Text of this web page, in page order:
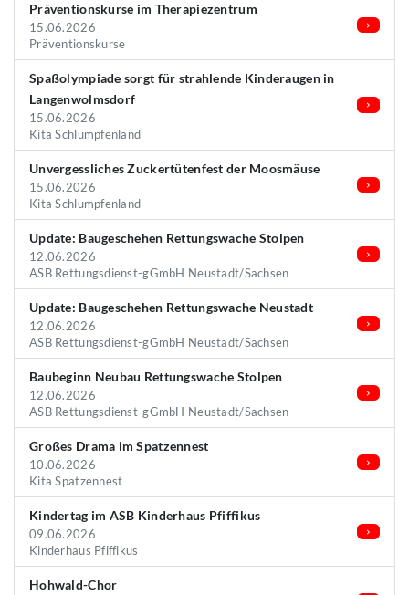
Präventionskurse im Therapiezentrum
15.06.2026
Präventionskurse
Spaßolympiade sorgt für strahlende Kinderaugen in
Langenwolmsdorf
15.06.2026
Kita Schlumpfenland
Unvergessliches Zuckertütenfest der Moosmäuse
15.06.2026
Kita Schlumpfenland
Update: Baugeschehen Rettungswache Stolpen
12.06.2026
ASB Rettungsdienst-gGmbH Neustadt/Sachsen
Update: Baugeschehen Rettungswache Neustadt
12.06.2026
ASB Rettungsdienst-gGmbH Neustadt/Sachsen
Baubeginn Neubau Rettungswache Stolpen
12.06.2026
ASB Rettungsdienst-gGmbH Neustadt/Sachsen
Großes Drama im Spatzennest
10.06.2026
Kita Spatzennest
Kindertag im ASB Kinderhaus Pfiffikus
09.06.2026
Kinderhaus Pfiffikus
Hohwald-Chor